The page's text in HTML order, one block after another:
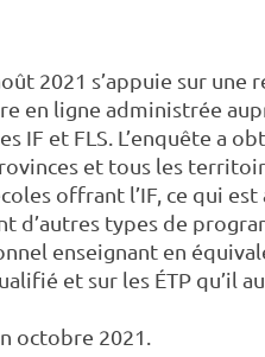
2021 s’appuie sur une
en ligne administrée
IF et FLS. L’enquête a
et tous les
offrant l’IF, ce qui
types de
enseignant en
et sur les ÉTP qu’il
octobre 2021.